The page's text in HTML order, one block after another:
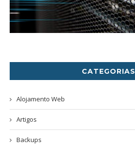
CATEGORIAS
Alojamento Web
Artigos
Backups